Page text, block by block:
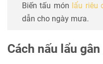
Biến tấu món lẩu riêu
dẫn cho ngày mưa.
Cách nấu lẩu